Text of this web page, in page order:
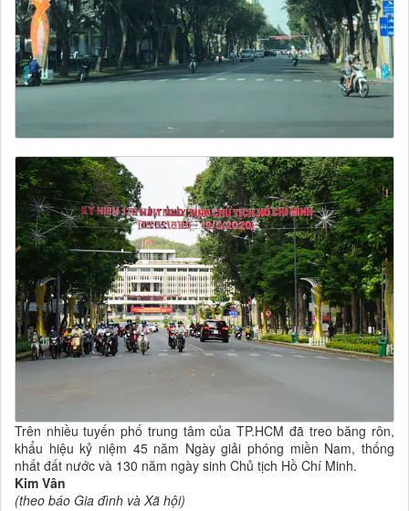
Trên nhiều tuyến phố trung tâm của TP.HCM đã treo băng rôn,
khẩu hiệu kỷ niệm 45 năm Ngày giải phóng miền Nam, thống
nhất đất nước và 130 năm ngày sinh Chủ tịch Hồ Chí Minh.
Kim Vân
(theo báo Gia đình và Xã hội)